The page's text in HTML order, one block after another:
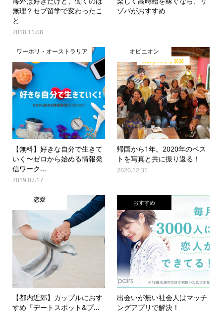
無理？セブ留学で変わったこ
と
2018.11.08
ゾバがおすすめ
ワーホリ・オーストラリア
【無料】好きな自分で生きて
いく〜ゼロから始める情報発
信ワーク...
2019.07.17
オピニオン
帰国から1年。2020年のベス
トを写真と共に振り返る！
2020.12.31
恋愛
【都内近郊】カップルにおす
すめ「デートスポット&プ...
おすすめ
出会いが無い社会人はマッチ
ングアプリで解決！